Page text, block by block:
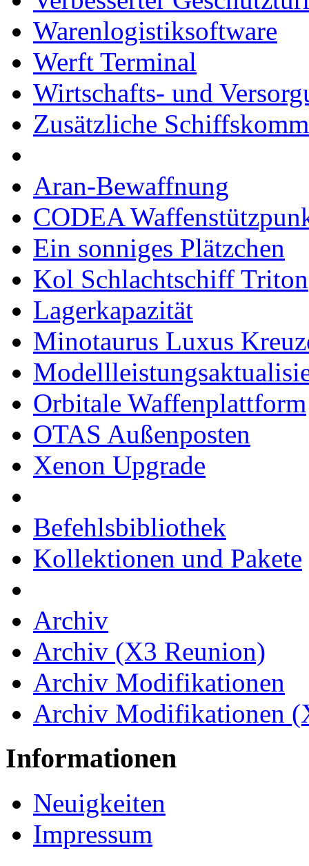
Warenlogistiksoftware
Werft Terminal
Wirtschafts- und
Zusätzliche
Aran-Bewaffnung
CODEA
Ein sonniges Plätzchen
Kol Schlachtschiff Triton
Lagerkapazität
Minotaurus Luxus
Orbitale Waffenplattform
OTAS Außenposten
Xenon Upgrade
Befehlsbibliothek
Kollektionen und Pakete
Archiv
Archiv (X3 Reunion)
Archiv Modifikationen
Archiv Modifikationen
Informationen
Neuigkeiten
Impressum